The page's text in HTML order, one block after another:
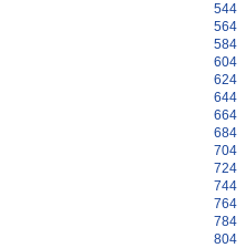
544
564
584
604
624
644
664
684
704
724
744
764
784
804